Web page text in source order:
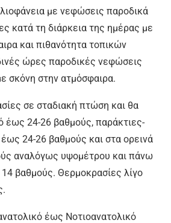
με νεφώσεις παροδικά
κατά τη διάρκεια της ημέρας με
και πιθανότητα τοπικών
ώρες παροδικές νεφώσεις
σκόνη στην ατμόσφαιρα.
σε σταδιακή πτώση και θα
έως 24-26 βαθμούς, παράκτιες-
24-26 βαθμούς και στα ορεινά
αναλόγως υψομέτρου και πάνω
βαθμούς. Θερμοκρασίες λίγο
έως Νοτιοανατολικό